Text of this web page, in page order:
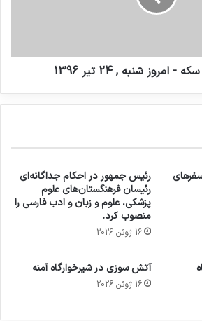
- امروز شنبه , 24 تير 1396
رئیس جمهور در احکام جداگانه‌ای
رئیسان فرهنگستان‌های علوم
پزشکی، علوم و زبان و ادب فارسی را
منصوب کرد.
16 ژوئن 2026
آتش سوزی در شیرخوارگاه آمنه
16 ژوئن 2026